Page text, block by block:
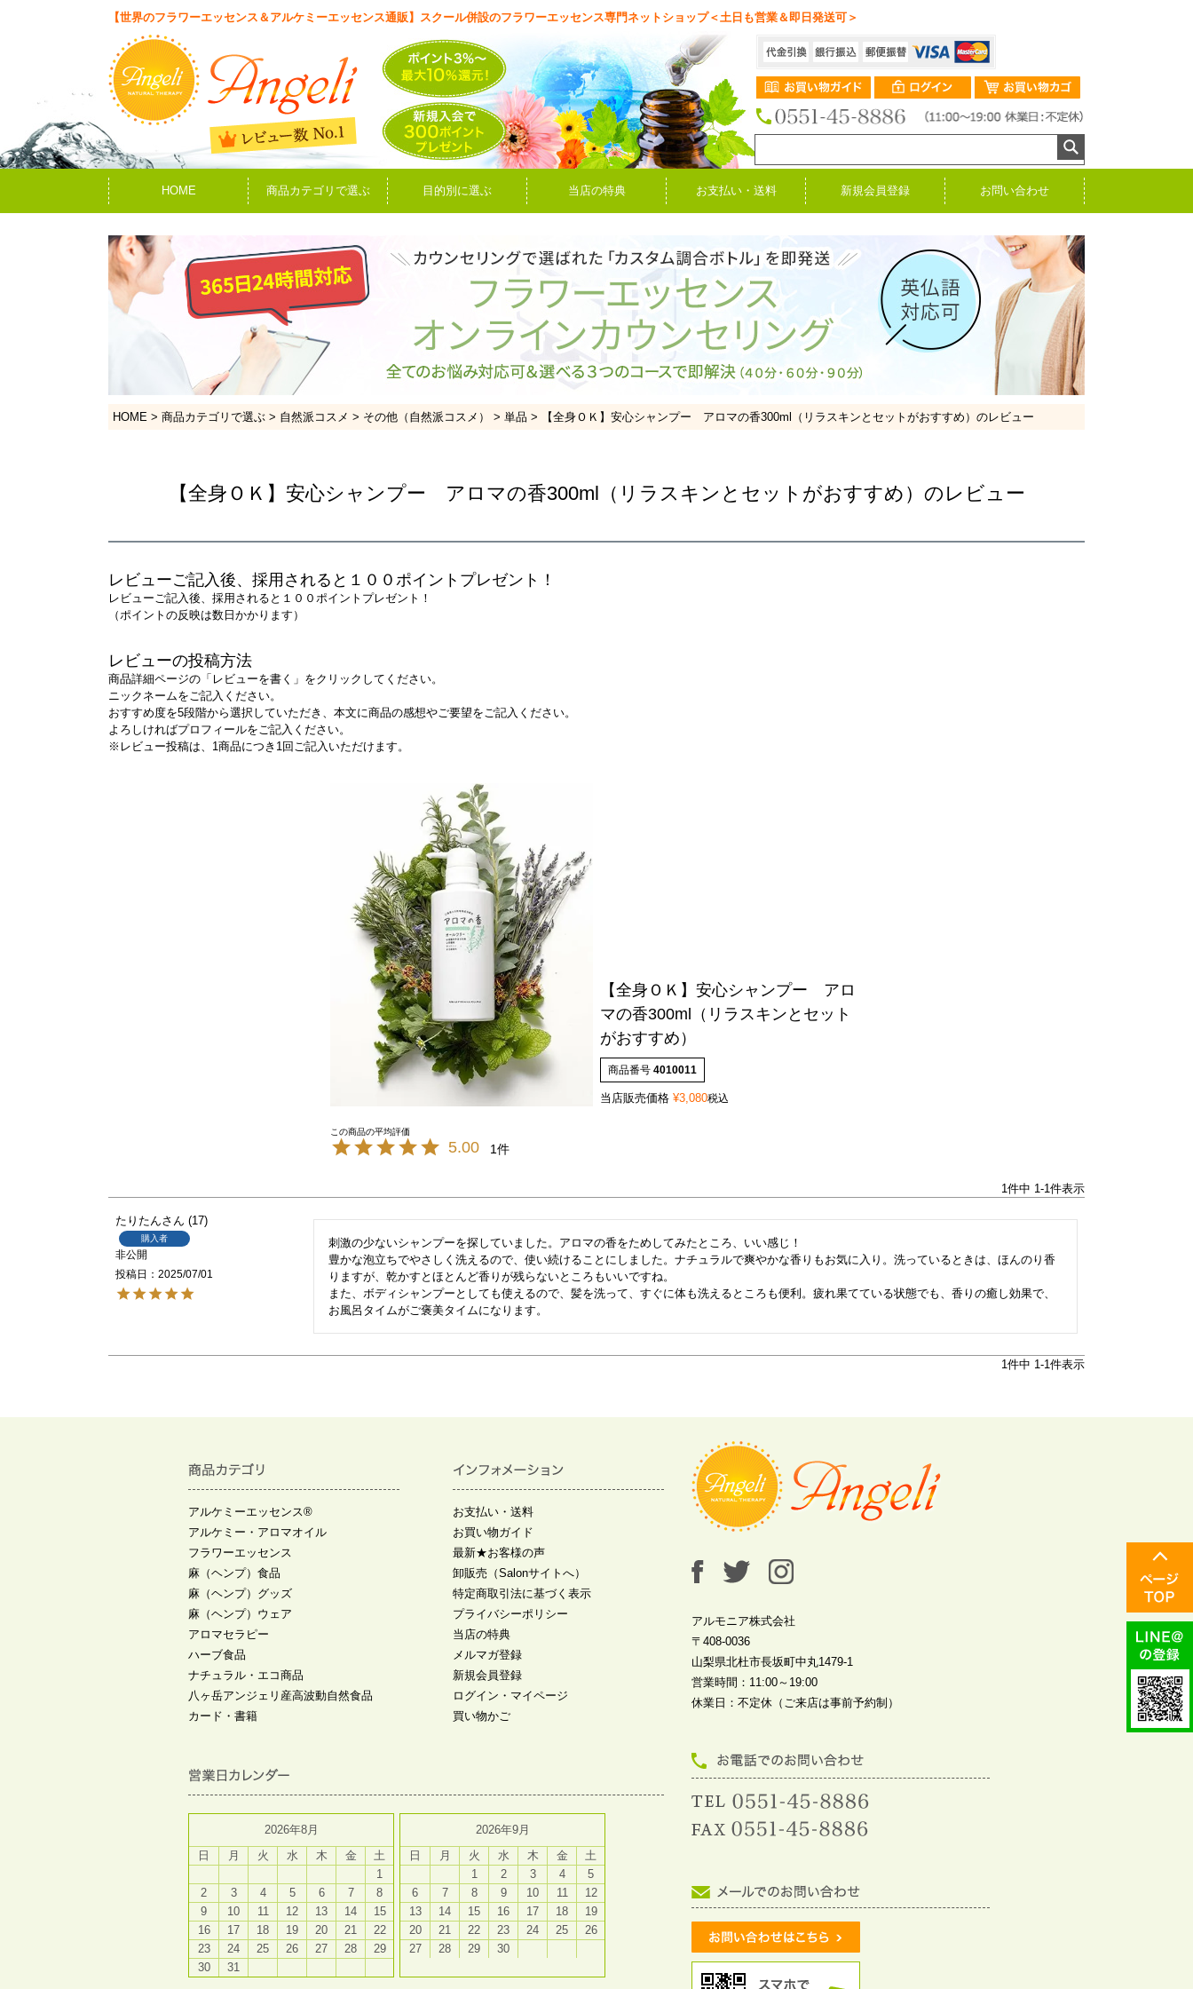
【世界のフラワーエッセンス＆アルケミーエッセンス通販】スクール併設のフラワーエッセンス専門ネットショップ＜土日も営業＆即日発送可＞
HOME 商品カテゴリで選ぶ 目的別に選ぶ 当店の特典 お支払い・送料 新規会員登録 お問い合わせ
HOME 商品カテゴリで選ぶ 自然派コスメ その他（自然派コスメ） 単品 【全身ＯＫ】安心シャンプー アロマの香300ml（リラスキンとセットがおすすめ）のレビュー
【全身ＯＫ】安心シャンプー アロマの香300ml（リラスキンとセットがおすすめ）のレビュー
レビューご記入後、採用されると１００ポイントプレゼント！
レビューご記入後、採用されると１００ポイントプレゼント！
（ポイントの反映は数日かかります）
レビューの投稿方法
商品詳細ページの「レビューを書く」をクリックしてください。
ニックネームをご記入ください。
おすすめ度を5段階から選択していただき、本文に商品の感想やご要望をご記入ください。
よろしければプロフィールをご記入ください。
※レビュー投稿は、1商品につき1回ご記入いただけます。
【全身ＯＫ】安心シャンプー アロ
マの香300ml（リラスキンとセット
がおすすめ）
商品番号 4010011
当店販売価格 ¥3,080税込
5.00 1
1 件中 1 -1 件表示
たりたん 17
購入者
非公開
投稿日
2025/07/01
刺激の少ないシャンプーを探していました。アロマの香をためしてみたところ、いい感じ！
豊かな泡立ちでやさしく洗えるので、使い続けることにしました。ナチュラルで爽やかな香りもお気に入り。洗っているときは、ほんのり香
りますが、乾かすとほとんど香りが残らないところもいいですね。
また、ボディシャンプーとしても使えるので、髪を洗って、すぐに体も洗えるところも便利。疲れ果てている状態でも、香りの癒し効果で、
お風呂タイムがご褒美タイムになります。
1 件中 1 -1 件表示
アルケミーエッセンス®
アルケミー・アロマオイル
フラワーエッセンス
麻（ヘンプ）食品
麻（ヘンプ）グッズ
麻（ヘンプ）ウェア
アロマセラピー
ハーブ食品
ナチュラル・エコ商品
八ヶ岳アンジェリ産高波動自然食品
カード・書籍
お支払い・送料
お買い物ガイド
最新★お客様の声
卸販売（Salonサイトへ）
特定商取引法に基づく表示
プライバシーポリシー
当店の特典
メルマガ登録
新規会員登録
ログイン・マイページ
買い物かご
2026年8月
日
月 火 水 木 金
土
1
2
3 4 5 6 7
8
9
10 11 12 13 14
15
16
17 18 19 20 21
22
23
24 25 26 27 28
29
30
31
2026年9月
日
月 火 水 木 金
土
1
2 3 4
5
6
7 8 9 10 11
12
13
14 15 16 17 18
19
20
21 22 23 24 25
26
27
28 29 30
アルモニア株式会社
〒408-0036
山梨県北杜市長坂町中丸1479-1
営業時間：11:00～19:00
休業日：不定休（ご来店は事前予約制）